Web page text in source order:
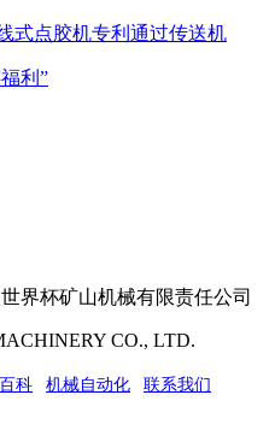
式点胶机专利通过传送机
利”
界杯矿山机械有限责任公司
CO., LTD.
科 机械自动化 联系我们